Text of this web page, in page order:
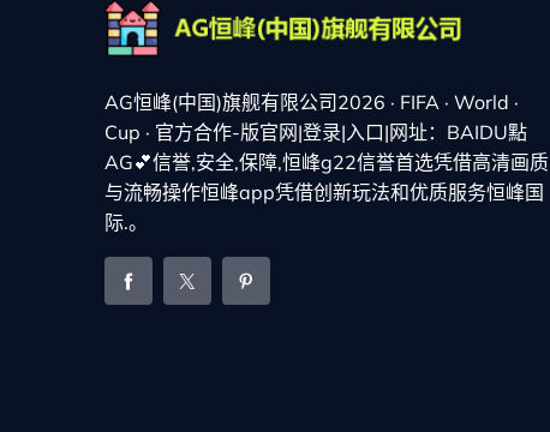
AG恒峰(中国)旗舰有限公司2026 · FIFA · World ·
Cup · 官方合作-版官网|登录|入口|网址：BAIDU點
AG💕信誉,安全,保障,恒峰g22信誉首选凭借高清画质
与流畅操作恒峰app凭借创新玩法和优质服务恒峰国
际.。